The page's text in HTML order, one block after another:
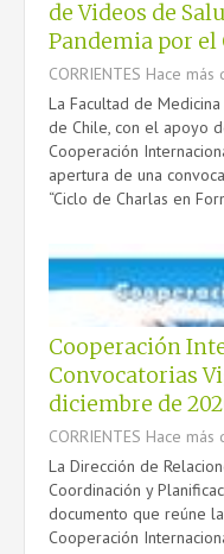
de Videos de
Pandemia por el
CORRIENTES Hace más
La Facultad de
de Chile, con el apoyo
Cooperación
apertura de una
“Ciclo de Charlas en
Cooperación
Convocatorias
diciembre de
CORRIENTES Hace más
La Dirección de
Coordinación y
documento que reúne
Cooperación